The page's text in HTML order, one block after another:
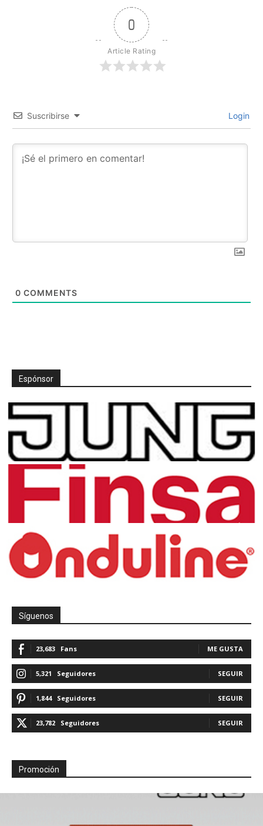
0
Article Rating
Suscribirse Login
0 COMMENTS
Espónsor
Síguenos
23,683 Fans ME GUSTA
5,321 Seguidores SEGUIR
1,844 Seguidores SEGUIR
23,782 Seguidores SEGUIR
Promoción